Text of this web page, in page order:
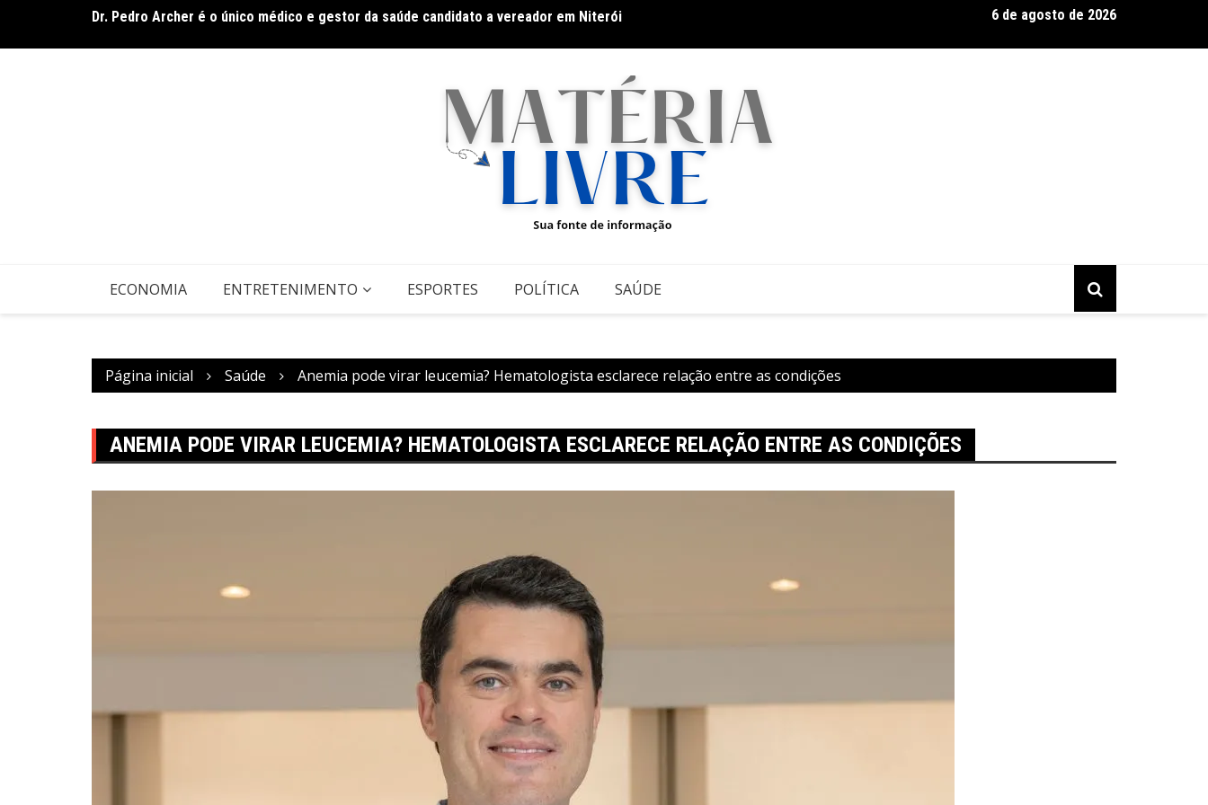
o
Dr. Pedro Archer é o único médico e gestor da saúde candidato a vereador em Niterói
domingo (9)
Galeria Murilo Castro promove curso sobre a História da Arte
6 de agosto de 2026
ECONOMIA ENTRETENIMENTO ESPORTES POLÍTICA SAÚDE
Página inicial Saúde Anemia pode virar leucemia? Hematologista esclarece relação entre as condições
ANEMIA PODE VIRAR LEUCEMIA? HEMATOLOGISTA ESCLARECE RELAÇÃO ENTRE AS CONDIÇÕES